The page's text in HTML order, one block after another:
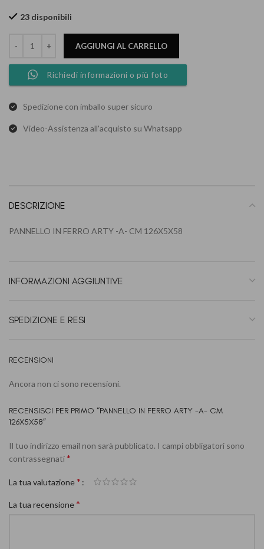
23 disponibili
AGGIUNGI AL CARRELLO
Richiedi informazioni o più foto
Spedizione con imballo super sicuro
Video-Assistenza all'acquisto su Whatsapp
DESCRIZIONE
PANNELLO IN FERRO ARTY -A- CM 126X5X58
INFORMAZIONI AGGIUNTIVE
SPEDIZIONE E RESI
RECENSIONI
Ancora non ci sono recensioni.
RECENSISCI PER PRIMO “PANNELLO IN FERRO ARTY -A- CM
126X5X58”
Il tuo indirizzo email non sarà pubblicato. I campi obbligatori sono
contrassegnati*
La tua valutazione*
La tua recensione*